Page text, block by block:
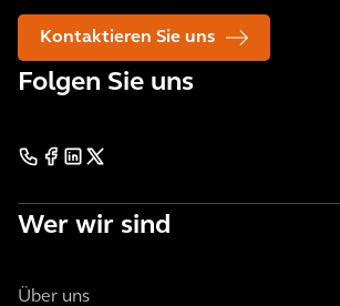
Kontaktieren Sie uns
Folgen Sie uns
Wer wir sind
Über uns